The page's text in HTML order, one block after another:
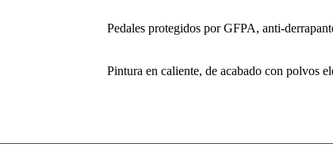
Pedales protegidos por GFPA, anti-
Pintura en caliente, de acabado con polvos